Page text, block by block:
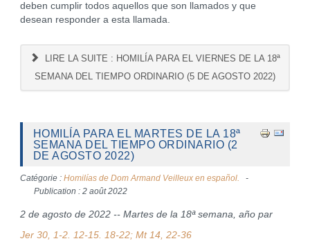
deben cumplir todos aquellos que son llamados y que
desean responder a esta llamada.
LIRE LA SUITE : HOMILÍA PARA EL VIERNES DE LA 18ª
SEMANA DEL TIEMPO ORDINARIO (5 DE AGOSTO 2022)
HOMILÍA PARA EL MARTES DE LA 18ª
SEMANA DEL TIEMPO ORDINARIO (2
DE AGOSTO 2022)
Catégorie : Homilías de Dom Armand Veilleux en español.
Publication : 2 août 2022
2 de agosto de 2022 -- Martes de la 18ª semana, año par
Jer 30, 1-2. 12-15. 18-22; Mt 14, 22-36